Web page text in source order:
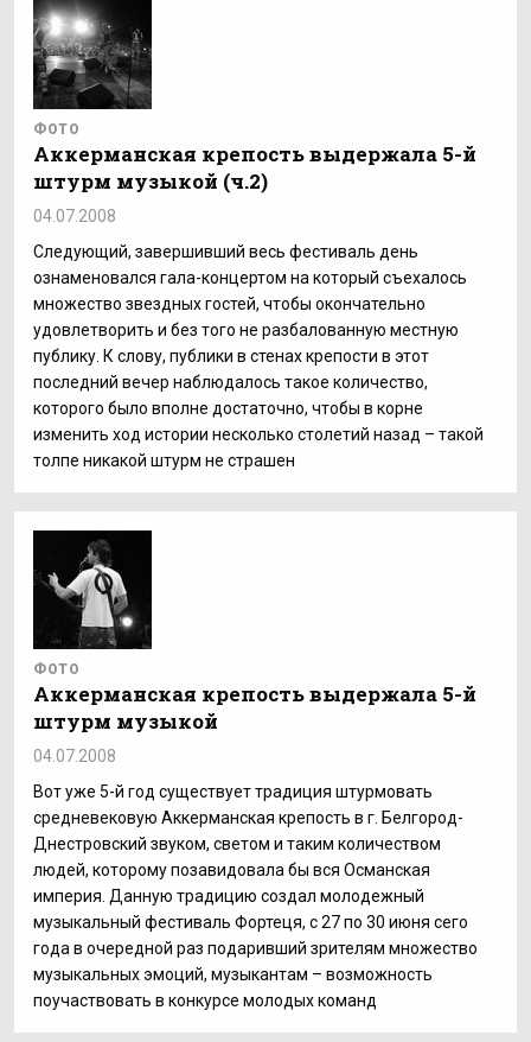
ФОТО
Аккерманская крепость выдержала 5-й
штурм музыкой (ч.2)
04.07.2008
Следующий, завершивший весь фестиваль день
ознаменовался гала-концертом на который съехалось
множество звездных гостей, чтобы окончательно
удовлетворить и без того не разбалованную местную
публику. К слову, публики в стенах крепости в этот
последний вечер наблюдалось такое количество,
которого было вполне достаточно, чтобы в корне
изменить ход истории несколько столетий назад – такой
толпе никакой штурм не страшен
ФОТО
Аккерманская крепость выдержала 5-й
штурм музыкой
04.07.2008
Вот уже 5-й год существует традиция штурмовать
средневековую Аккерманская крепость в г. Белгород-
Днестровский звуком, светом и таким количеством
людей, которому позавидовала бы вся Османская
империя. Данную традицию создал молодежный
музыкальный фестиваль Фортеця, с 27 по 30 июня сего
года в очередной раз подаривший зрителям множество
музыкальных эмоций, музыкантам – возможность
поучаствовать в конкурсе молодых команд